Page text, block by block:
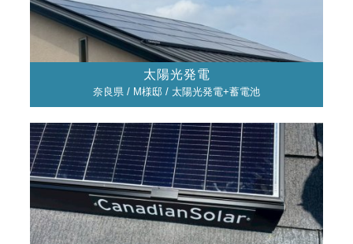
太陽光発電
奈良県 / M様邸 / 太陽光発電+蓄電池